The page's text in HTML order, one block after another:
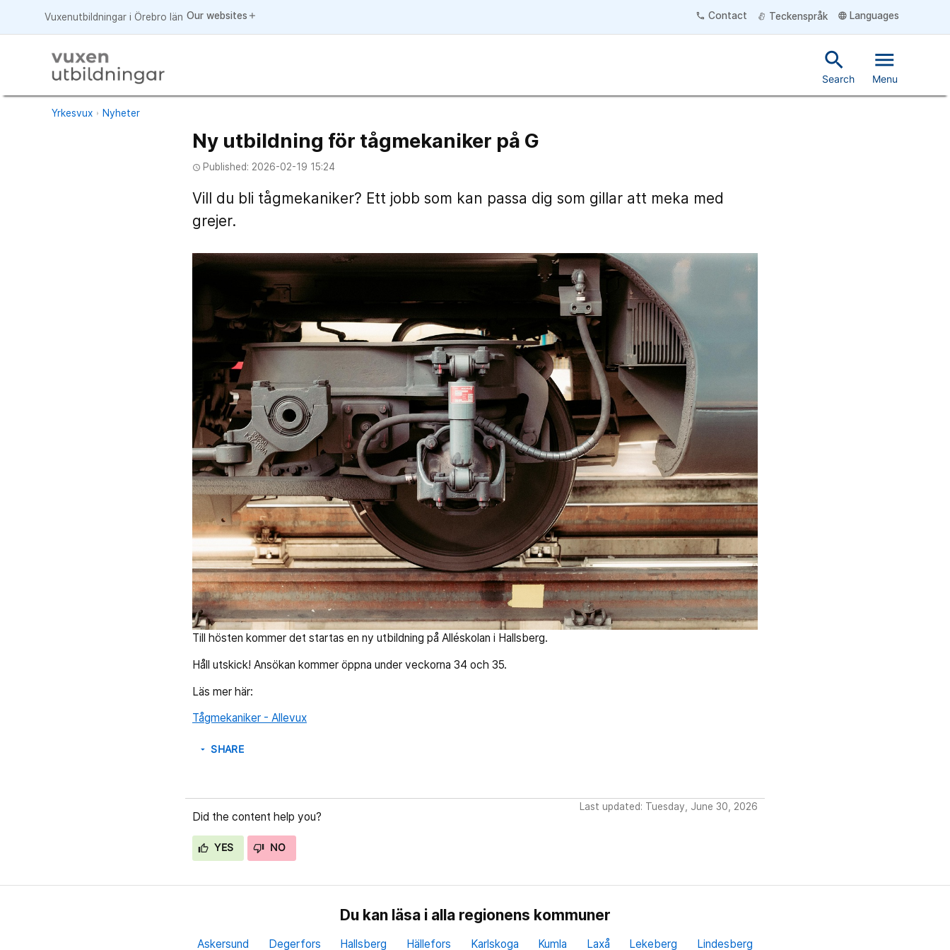
Vuxenutbildningar i Örebro län Our websites add phone Contact Teckenspråk language Languages
search
Search
menu
Menu
Yrkesvux Nyheter
Ny utbildning för tågmekaniker på G
access_time Published: 2026-02-19 15:24
Vill du bli tågmekaniker? Ett jobb som kan passa dig som gillar att meka med
grejer.
Till hösten kommer det startas en ny utbildning på Alléskolan i Hallsberg.
Håll utskick! Ansökan kommer öppna under veckorna 34 och 35.
Läs mer här:
Tågmekaniker - Allevux
arrow_drop_down SHARE
Did the content help you?
YES NO
Last updated: Tuesday, June 30, 2026
Du kan läsa i alla regionens kommuner
Askersund Degerfors Hallsberg Hällefors Karlskoga Kumla Laxå Lekeberg Lindesberg